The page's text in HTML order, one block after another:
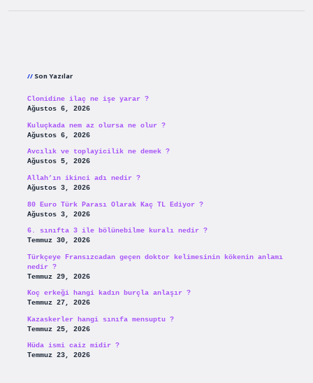
Son Yazılar
Clonidine ilaç ne işe yarar ?
Ağustos 6, 2026
Kuluçkada nem az olursa ne olur ?
Ağustos 6, 2026
Avcılık ve toplayicilik ne demek ?
Ağustos 5, 2026
Allah’ın ikinci adı nedir ?
Ağustos 3, 2026
80 Euro Türk Parası Olarak Kaç TL Ediyor ?
Ağustos 3, 2026
6. sınıfta 3 ile bölünebilme kuralı nedir ?
Temmuz 30, 2026
Türkçeye Fransızcadan geçen doktor kelimesinin kökenin anlamı
nedir ?
Temmuz 29, 2026
Koç erkeği hangi kadın burçla anlaşır ?
Temmuz 27, 2026
Kazaskerler hangi sınıfa mensuptu ?
Temmuz 25, 2026
Hüda ismi caiz midir ?
Temmuz 23, 2026